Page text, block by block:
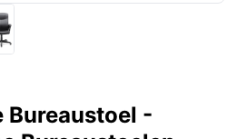
Bureaustoel -